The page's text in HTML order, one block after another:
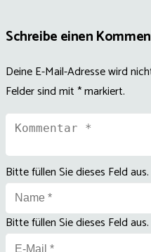
Schreibe einen
Deine E-Mail-Adresse wird
Felder sind mit*markiert.
Bitte füllen Sie dieses Feld aus.
Bitte füllen Sie dieses Feld aus.